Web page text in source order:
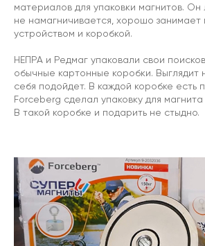
материалов для упаковки магнитов.
не намагничивается, хорошо занимает
устройством и коробкой.
НЕПРА и Редмаг упаковали свои
обычные картонные коробки. Выглядит
себя подойдет. В каждой коробке есть
Forceberg сделал упаковку для
В такой коробке и подарить не стыдно.